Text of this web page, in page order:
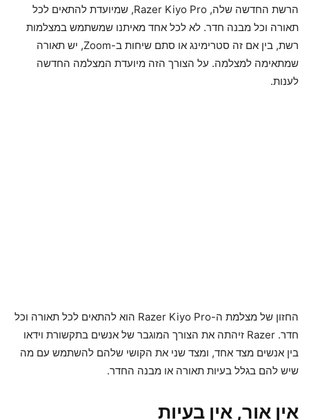
הרשת החדשה שלה, Razer Kiyo Pro, שמיועדת להתאים לכל
תאורה וכל מבנה חדר. לא לכל אחד מאיתנו שמשתמש במצלמות
רשת, בין אם זה סטרימינג או סתם שיחות ב-Zoom, יש תאורה
שמתאימה למצלמה. על הצורך הזה מיועדת המצלמה החדשה
לענות.
החזון של מצלמת ה-Razer Kiyo Pro הוא להתאים לכל תאורה וכל
חדר. Razer זיהתה את הצורך המוגבר של אנשים בתקשורת וידאו
בין אנשים מצד אחד, ומצד שני את הקושי שלהם להשתמש עם מה
שיש להם בגלל בעיות תאורה או מבנה החדר.
אין אור, אין בעיות